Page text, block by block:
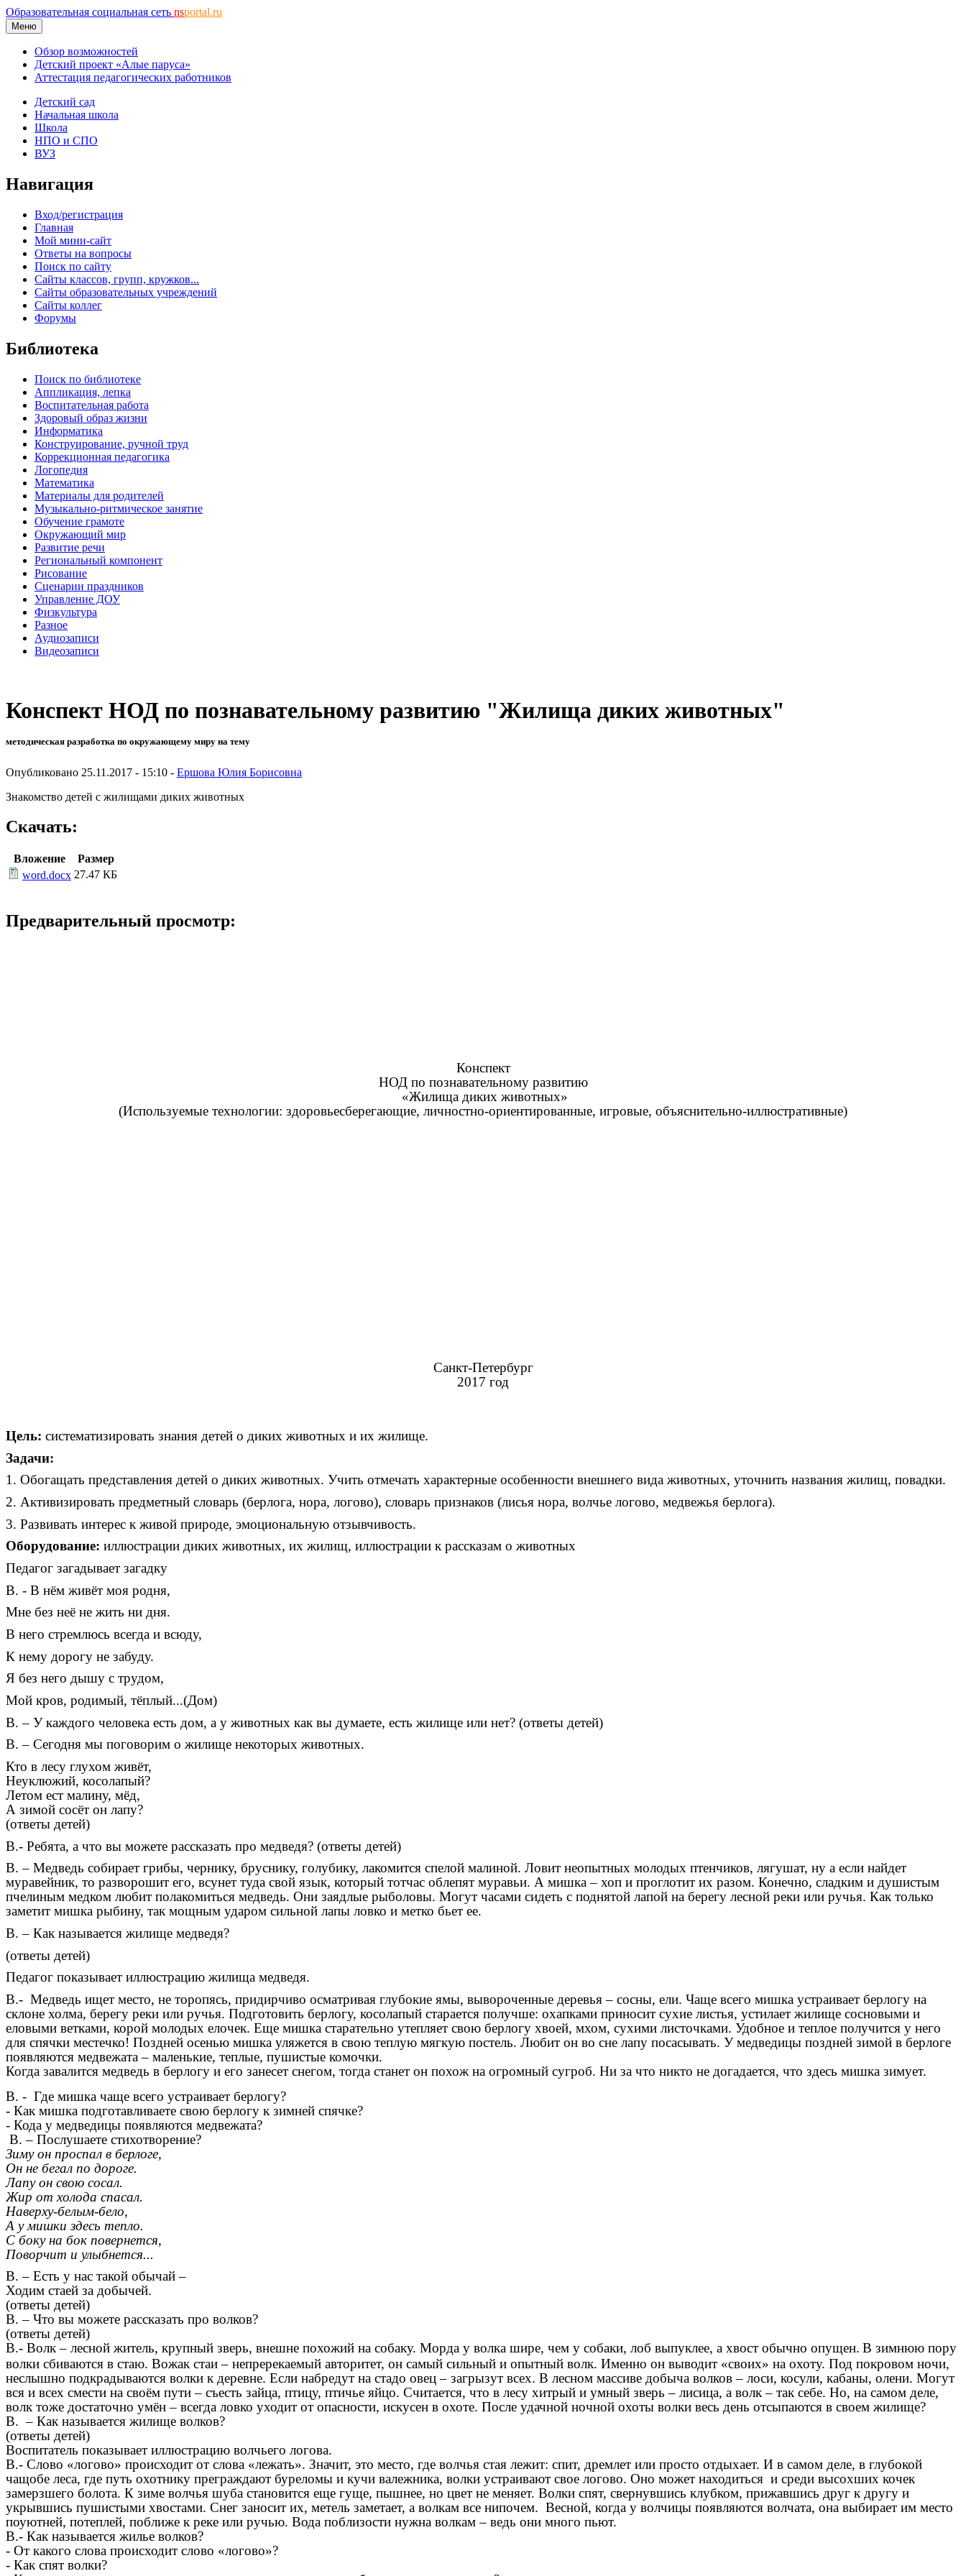
Образовательная социальная сеть nsportal.ru
Меню
Обзор возможностей
Детский проект «Алые паруса»
Аттестация педагогических работников
Детский сад
Начальная школа
Школа
НПО и СПО
ВУЗ
Навигация
Вход/регистрация
Главная
Мой мини-сайт
Ответы на вопросы
Поиск по сайту
Сайты классов, групп, кружков...
Сайты образовательных учреждений
Сайты коллег
Форумы
Библиотека
Поиск по библиотеке
Аппликация, лепка
Воспитательная работа
Здоровый образ жизни
Информатика
Конструирование, ручной труд
Коррекционная педагогика
Логопедия
Математика
Материалы для родителей
Музыкально-ритмическое занятие
Обучение грамоте
Окружающий мир
Развитие речи
Региональный компонент
Рисование
Сценарии праздников
Управление ДОУ
Физкультура
Разное
Аудиозаписи
Видеозаписи
Конспект НОД по познавательному развитию "Жилища диких животных"
методическая разработка по окружающему миру на тему
Опубликовано 25.11.2017 - 15:10 - Ершова Юлия Борисовна
Знакомство детей с жилищами диких животных
Скачать:
Вложение
Размер
word.docx 27.47 КБ
Предварительный просмотр:
Конспект
НОД по познавательному развитию
«Жилища диких животных»
(Используемые технологии: здоровьесберегающие, личностно-ориентированные, игровые, объяснительно-иллюстративные)
Санкт-Петербург
2017 год
Цель: систематизировать знания детей о диких животных и их жилище.
Задачи:
1. Обогащать представления детей о диких животных. Учить отмечать характерные особенности внешнего вида животных, уточнить названия жилищ, повадки.
2. Активизировать предметный словарь (берлога, нора, логово), словарь признаков (лисья нора, волчье логово, медвежья берлога).
3. Развивать интерес к живой природе, эмоциональную отзывчивость.
Оборудование: иллюстрации диких животных, их жилищ, иллюстрации к рассказам о животных
Педагог загадывает загадку
В. - В нём живёт моя родня,
Мне без неё не жить ни дня.
В него стремлюсь всегда и всюду,
К нему дорогу не забуду.
Я без него дышу с трудом,
Мой кров, родимый, тёплый...(Дом)
В. – У каждого человека есть дом, а у животных как вы думаете, есть жилище или нет? (ответы детей)
В. – Сегодня мы поговорим о жилище некоторых животных.
Кто в лесу глухом живёт,
Неуклюжий, косолапый?
Летом ест малину, мёд,
А зимой сосёт он лапу?
(ответы детей)
В.- Ребята, а что вы можете рассказать про медведя? (ответы детей)
В. – Медведь собирает грибы, чернику, бруснику, голубику, лакомится спелой малиной. Ловит неопытных молодых птенчиков, лягушат, ну а если найдет
муравейник, то разворошит его, всунет туда свой язык, который тотчас облепят муравьи. А мишка – хоп и проглотит их разом. Конечно, сладким и душистым
пчелиным медком любит полакомиться медведь. Они заядлые рыболовы. Могут часами сидеть с поднятой лапой на берегу лесной реки или ручья. Как только
заметит мишка рыбину, так мощным ударом сильной лапы ловко и метко бьет ее.
В. – Как называется жилище медведя?
(ответы детей)
Педагог показывает иллюстрацию жилища медведя.
В.- Медведь ищет место, не торопясь, придирчиво осматривая глубокие ямы, вывороченные деревья – сосны, ели. Чаще всего мишка устраивает берлогу на
склоне холма, берегу реки или ручья. Подготовить берлогу, косолапый старается получше: охапками приносит сухие листья, устилает жилище сосновыми и
еловыми ветками, корой молодых елочек. Еще мишка старательно утепляет свою берлогу хвоей, мхом, сухими листочками. Удобное и теплое получится у него
для спячки местечко! Поздней осенью мишка уляжется в свою теплую мягкую постель. Любит он во сне лапу посасывать. У медведицы поздней зимой в берлоге
появляются медвежата – маленькие, теплые, пушистые комочки.
Когда завалится медведь в берлогу и его занесет снегом, тогда станет он похож на огромный сугроб. Ни за что никто не догадается, что здесь мишка зимует.
В. - Где мишка чаще всего устраивает берлогу?
- Как мишка подготавливаете свою берлогу к зимней спячке?
- Кода у медведицы появляются медвежата?
В. – Послушаете стихотворение?
Зиму он проспал в берлоге,
Он не бегал по дороге.
Лапу он свою сосал.
Жир от холода спасал.
Наверху-белым-бело,
А у мишки здесь тепло.
С боку на бок повернется,
Поворчит и улыбнется...
В. – Есть у нас такой обычай –
Ходим стаей за добычей.
(ответы детей)
В. – Что вы можете рассказать про волков?
(ответы детей)
В.- Волк – лесной житель, крупный зверь, внешне похожий на собаку. Морда у волка шире, чем у собаки, лоб выпуклее, а хвост обычно опущен. В зимнюю пору
волки сбиваются в стаю. Вожак стаи – непререкаемый авторитет, он самый сильный и опытный волк. Именно он выводит «своих» на охоту. Под покровом ночи,
неслышно подкрадываются волки к деревне. Если набредут на стадо овец – загрызут всех. В лесном массиве добыча волков – лоси, косули, кабаны, олени. Могут
вся и всех смести на своём пути – съесть зайца, птицу, птичье яйцо. Считается, что в лесу хитрый и умный зверь – лисица, а волк – так себе. Но, на самом деле,
волк тоже достаточно умён – всегда ловко уходит от опасности, искусен в охоте. После удачной ночной охоты волки весь день отсыпаются в своем жилище?
В. – Как называется жилище волков?
(ответы детей)
Воспитатель показывает иллюстрацию волчьего логова.
В.- Слово «логово» происходит от слова «лежать». Значит, это место, где волчья стая лежит: спит, дремлет или просто отдыхает. И в самом деле, в глубокой
чащобе леса, где путь охотнику преграждают буреломы и кучи валежника, волки устраивают свое логово. Оно может находиться и среди высохших кочек
замерзшего болота. К зиме волчья шуба становится еще гуще, пышнее, но цвет не меняет. Волки спят, свернувшись клубком, прижавшись друг к другу и
укрывшись пушистыми хвостами. Снег заносит их, метель заметает, а волкам все нипочем. Весной, когда у волчицы появляются волчата, она выбирает им место
поуютней, потеплей, поближе к реке или ручью. Вода поблизости нужна волкам – ведь они много пьют.
В.- Как называется жилье волков?
- От какого слова происходит слово «логово»?
- Как спят волки?